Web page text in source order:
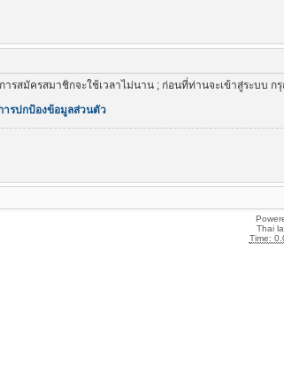
รสมัครสมาชิกจะใช้เวลาไม่นาน ; ก่อนที่ท่านจะเข้าสู่ระบบ
ารปกป้องข้อมูลส่วนตัว
Thai
Time: